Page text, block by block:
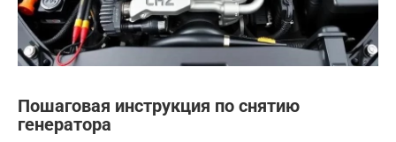
Пошаговая инструкция по снятию
генератора